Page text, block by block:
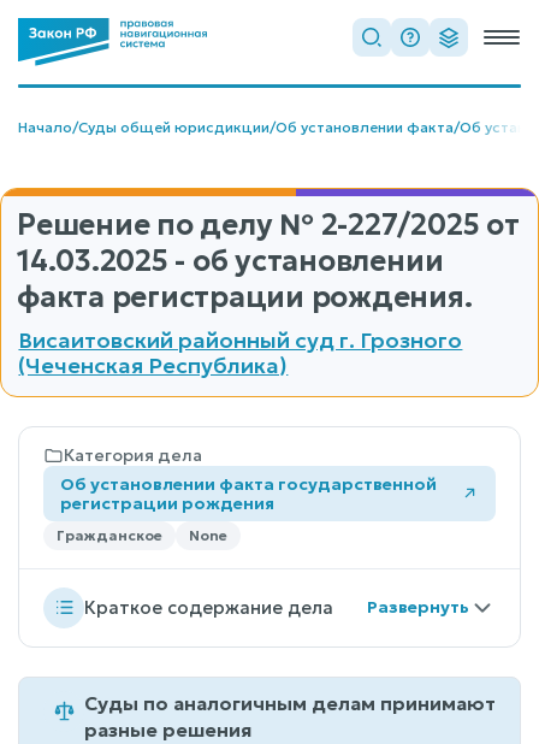
Начало/Суды общей юрисдикции/Об установлении факта/Об
Решение по делу № 2-227/2025 от
14.03.2025 - об установлении
факта регистрации рождения.
Висаитовский районный суд г. Грозного
(Чеченская Республика)
Категория дела
Об установлении факта государственной
регистрации рождения
Гражданское None
Краткое содержание дела
Суды по аналогичным делам принимают
разные решения